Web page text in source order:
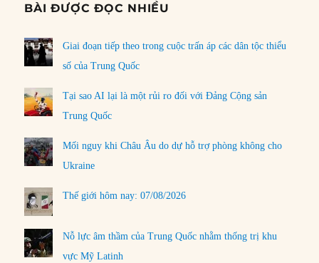
BÀI ĐƯỢC ĐỌC NHIỀU
Giai đoạn tiếp theo trong cuộc trấn áp các dân tộc thiểu
số của Trung Quốc
Tại sao AI lại là một rủi ro đối với Đảng Cộng sản
Trung Quốc
Mối nguy khi Châu Âu do dự hỗ trợ phòng không cho
Ukraine
Thế giới hôm nay: 07/08/2026
Nỗ lực âm thầm của Trung Quốc nhằm thống trị khu
vực Mỹ Latinh